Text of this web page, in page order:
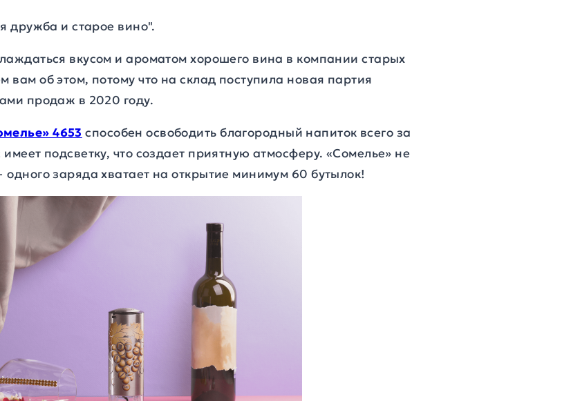
дружба и старое вино".
вкусом и ароматом хорошего вина в компании старых
об этом, потому что на склад поступила новая партия
продаж в 2020 году.
4653 способен освободить благородный напиток всего за
подсветку, что создает приятную атмосферу. «Сомелье» не
одного заряда хватает на открытие минимум 60 бутылок!